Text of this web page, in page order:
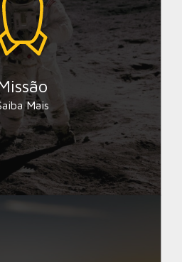
Mais
que pessoas possam
promovendo a
o desenvolvimento
e social.